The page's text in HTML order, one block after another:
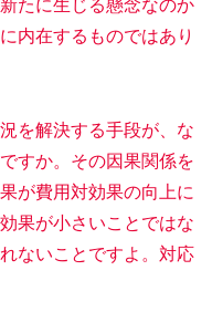
たに生じる懸念なのか
内在するものではあり
を解決する手段が、な
すか。その因果関係を
が費用対効果の向上に
果が小さいことではな
ないことですよ。対応